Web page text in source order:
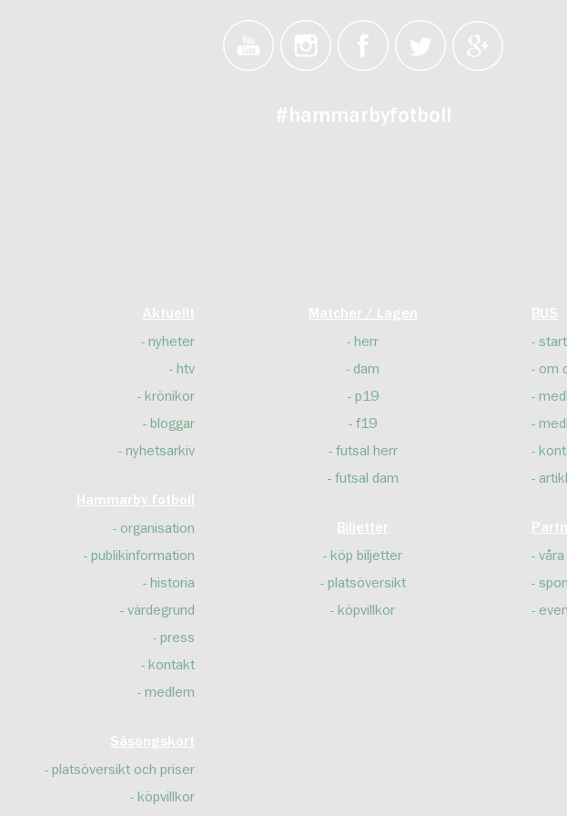
#hammarbyfotboll
Aktuellt
nyheter
htv
krönikor
bloggar
nyhetsarkiv
Hammarby fotboll
organisation
publikinformation
historia
värdegrund
press
kontakt
medlem
Säsongskort
platsöversikt och priser
köpvillkor
Matcher / Lagen
herr
dam
p19
f19
futsal herr
futsal dam
Biljetter
köp biljetter
platsöversikt
köpvillkor
BUS
start
om